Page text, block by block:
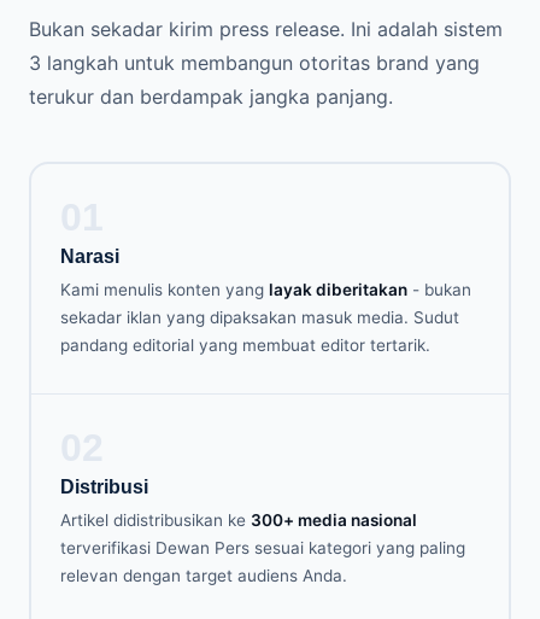
Bukan sekadar kirim press release. Ini adalah sistem
3 langkah untuk membangun otoritas brand yang
terukur dan berdampak jangka panjang.
Narasi
Kami menulis konten yang layak diberitakan- bukan
sekadar iklan yang dipaksakan masuk media. Sudut
pandang editorial yang membuat editor tertarik.
Distribusi
Artikel didistribusikan ke 300+ media nasional
terverifikasi Dewan Pers sesuai kategori yang paling
relevan dengan target audiens Anda.